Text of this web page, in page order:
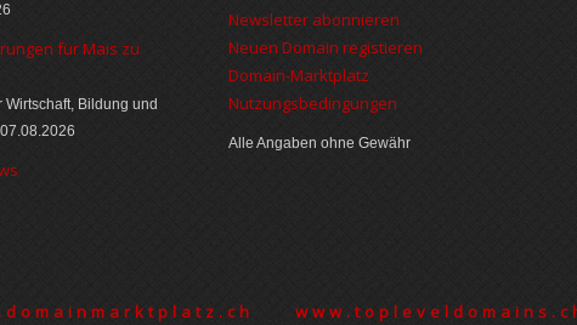
für Mais zu
Wirtschaft, Bildung und
Newsletter abonnieren
Neuen Domain registieren
Domain-Marktplatz
Nutzungsbedingungen
Alle Angaben ohne Gewähr